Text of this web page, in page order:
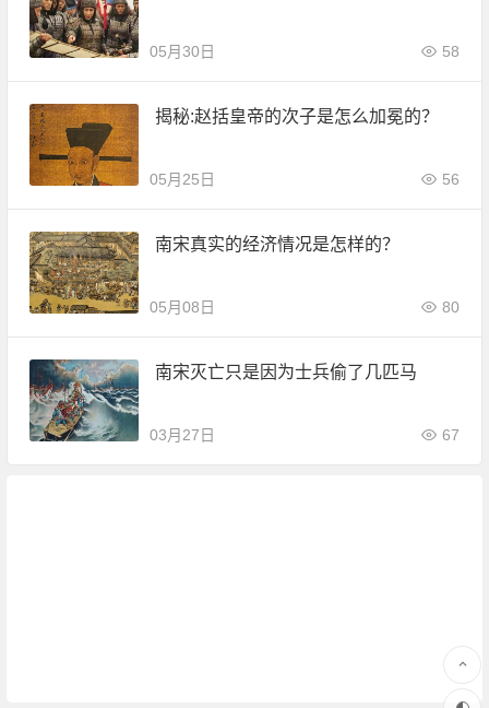
05月30日 58
揭秘:赵括皇帝的次子是怎么加冕的？
05月25日 56
南宋真实的经济情况是怎样的？
05月08日 80
南宋灭亡只是因为士兵偷了几匹马
03月27日 67